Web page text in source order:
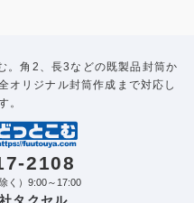
。角2、長3などの既製品封筒か
オリジナル封筒作成まで対応し
。
2108
く）9:00～17:00